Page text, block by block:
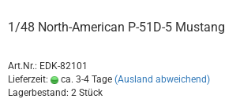
1/48 North-American P-51D-5 Mustang
Art.Nr.: EDK-82101
Lieferzeit:
ca. 3-4 Tage (Ausland abweichend)
Lagerbestand: 2 Stück